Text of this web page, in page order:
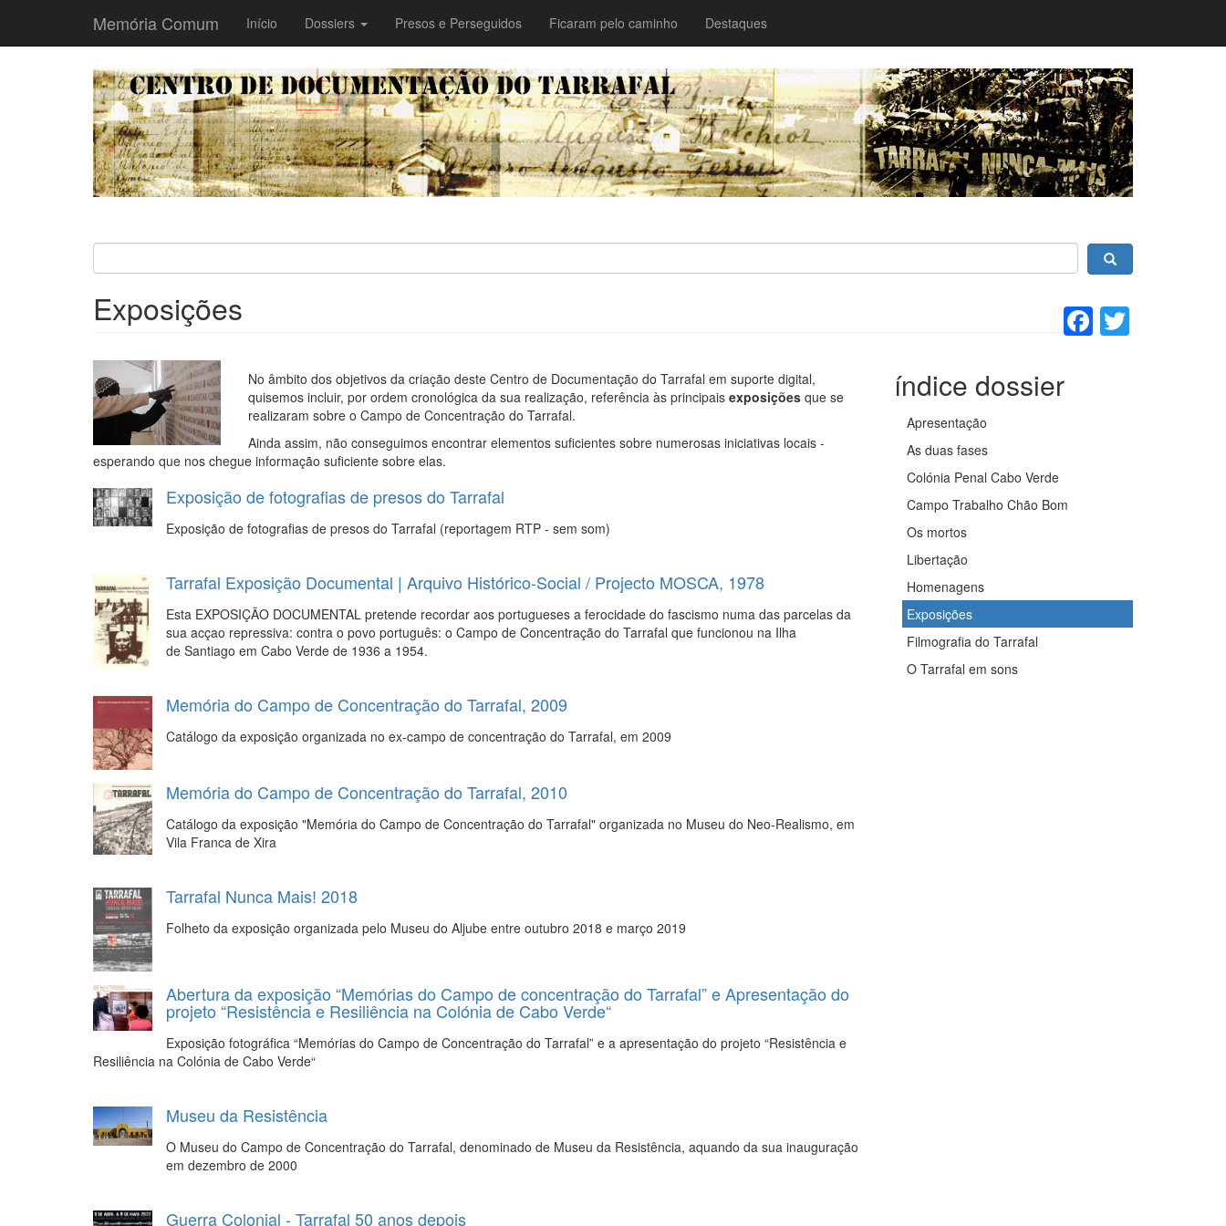
Memória Comum
Main
navigation
Início Dossiers Presos e Perseguidos Ficaram pelo caminho Destaques
Facebook
Exposições
No âmbito dos objetivos da criação deste Centro de Documentação do Tarrafal em suporte digital,
quisemos incluir, por ordem cronológica da sua realização, referência às principais exposições que se
realizaram sobre o Campo de Concentração do Tarrafal.
Ainda assim, não conseguimos encontrar elementos suficientes sobre numerosas iniciativas locais -
esperando que nos chegue informação suficiente sobre elas.
Exposição de fotografias de presos do Tarrafal
Exposição de fotografias de presos do Tarrafal (reportagem RTP - sem som)
Tarrafal Exposição Documental | Arquivo Histórico-Social / Projecto MOSCA, 1978
Esta EXPOSIÇÃO DOCUMENTAL pretende recordar aos portugueses a ferocidade do fascismo numa das parcelas da
sua acçao repressiva: contra o povo português: o Campo de Concentração do Tarrafal que funcionou na Ilha
de Santiago em Cabo Verde de 1936 a 1954.
Memória do Campo de Concentração do Tarrafal, 2009
Catálogo da exposição organizada no ex-campo de concentração do Tarrafal, em 2009
Memória do Campo de Concentração do Tarrafal, 2010
Catálogo da exposição "Memória do Campo de Concentração do Tarrafal" organizada no Museu do Neo-Realismo, em
Vila Franca de Xira
Tarrafal Nunca Mais! 2018
Folheto da exposição organizada pelo Museu do Aljube entre outubro 2018 e março 2019
Abertura da exposição “Memórias do Campo de concentração do Tarrafal” e Apresentação do
projeto “Resistência e Resiliência na Colónia de Cabo Verde“
Exposição fotográfica “Memórias do Campo de Concentração do Tarrafal” e a apresentação do projeto “Resistência e
Resiliência na Colónia de Cabo Verde“
Museu da Resistência
O Museu do Campo de Concentração do Tarrafal, denominado de Museu da Resistência, aquando da sua inauguração
em dezembro de 2000
Guerra Colonial - Tarrafal 50 anos depois
índice dossier
Apresentação
As duas fases
Colónia Penal Cabo Verde
Campo Trabalho Chão Bom
Os mortos
Libertação
Homenagens
Exposições
Filmografia do Tarrafal
O Tarrafal em sons